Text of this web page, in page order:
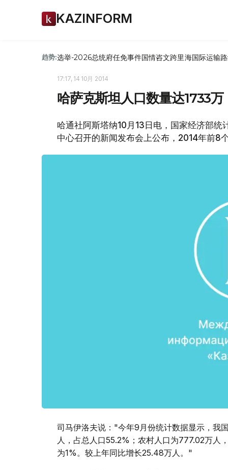
KAZINFORM
趋势:选举-2026总统府任免事件国情咨文跨里海国际运输
17:17, 14 10月 2014
哈萨克斯坦人口数量达1733万
哈通社阿斯塔纳10月13日电，国家经济部
中心召开的新闻发布会上公布，2014年前8
司马伊洛夫说："今年9月份统计数据显示，我
人，占总人口55.2%；农村人口为777.02万人
为1%。较上年同比增长25.48万人。"